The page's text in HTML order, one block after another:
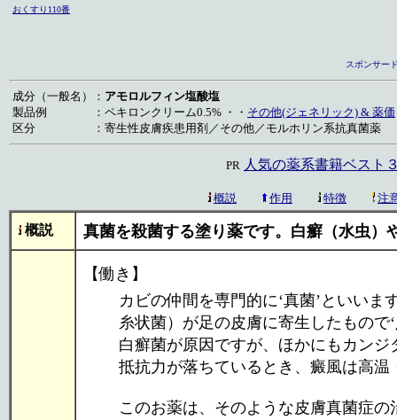
おくすり110番
スポンサー
成分（一般名） ： アモロルフィン塩酸塩
製品例
： ペキロンクリーム0.5% ・・ その他(ジェネリック) & 薬価
区分
： 寄生性皮膚疾患用剤／その他／モルホリン系抗真菌薬
PR 人気の薬系書籍ベス
概説 作用 特徴 注
概説 真菌を殺菌する塗り薬です。白癬（水虫）
【働き】
カビの仲間を専門的に‘真菌’といい
糸状菌）が足の皮膚に寄生したもの
白癬菌が原因ですが、ほかにもカン
抵抗力が落ちているとき、癜風は高
このお薬は、そのような皮膚真菌症